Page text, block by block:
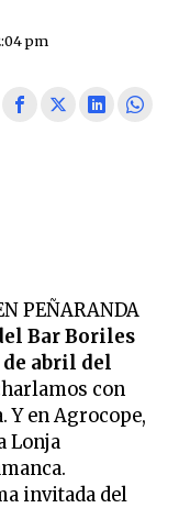
pm
PEÑARANDA
Bar Boriles
abril del
con
Y en Agrocope,
Lonja
invitada del